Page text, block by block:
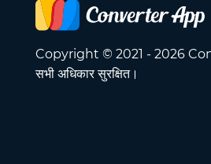
Copyright © 2021 - 2026
सभी अधिकार सुरक्षित।